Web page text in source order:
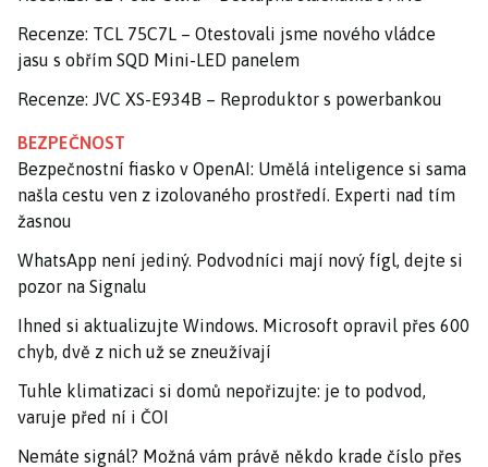
Recenze: TCL 75C7L – Otestovali jsme nového vládce
jasu s obřím SQD Mini-LED panelem
Recenze: JVC XS-E934B – Reproduktor s powerbankou
BEZPEČNOST
Bezpečnostní fiasko v OpenAI: Umělá inteligence si sama
našla cestu ven z izolovaného prostředí. Experti nad tím
žasnou
WhatsApp není jediný. Podvodníci mají nový fígl, dejte si
pozor na Signalu
Ihned si aktualizujte Windows. Microsoft opravil přes 600
chyb, dvě z nich už se zneužívají
Tuhle klimatizaci si domů nepořizujte: je to podvod,
varuje před ní i ČOI
Nemáte signál? Možná vám právě někdo krade číslo přes